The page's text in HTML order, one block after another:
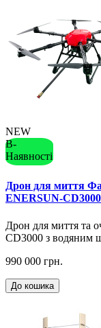
NEW
В-
Наявності
Дрон для миття
ENERSUN-
Дрон для миття та
CD3000 з водяним
990 000 грн.
До кошика